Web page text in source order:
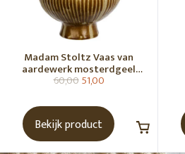
Madam Stoltz Vaas van
aardewerk mosterdgeel
naturel
60,0051,00
Bekijk product